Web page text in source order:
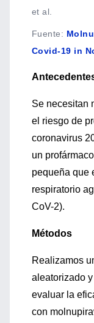
et al.
Fuente:
Covid-19 in
Se necesitan
el riesgo de
coronavirus
un
pequeña que
respiratorio
CoV-2).
Métodos
Realizamos
aleatorizado
evaluar la
con